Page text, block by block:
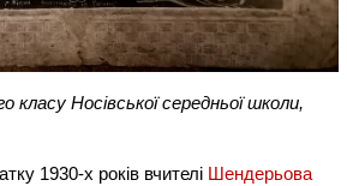
класу Носівської середньої школи,
1930-х років вчителі Шендерьова